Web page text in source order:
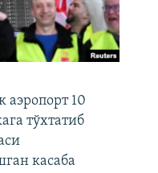
аэропорт 10
тўхтатиб
касаба